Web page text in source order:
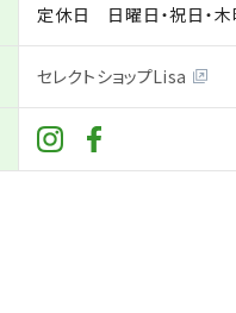
定休日 日曜日・祝日・木
セレクトショップLisa